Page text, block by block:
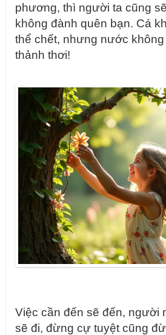
phương, thì người ta cũng
không đành quên bạn. Cá
thể chết, nhưng nước
thảnh thơi!
Việc cần đến sẽ đến, người
sẽ đi, đừng cự tuyệt cũng